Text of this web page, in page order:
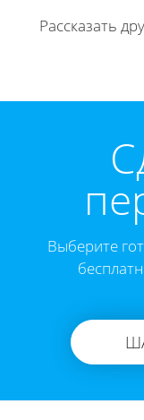
Рассказать
Выберите